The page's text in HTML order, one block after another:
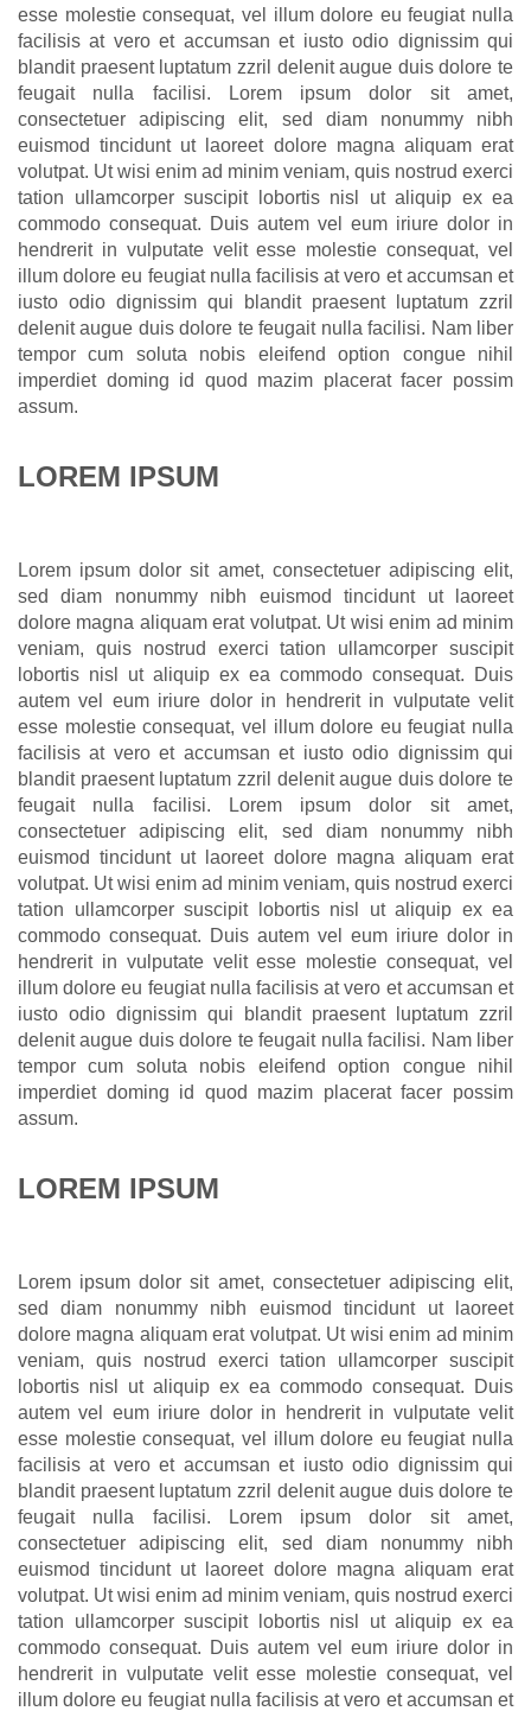
esse molestie consequat, vel illum dolore eu feugiat nulla
facilisis at vero et accumsan et iusto odio dignissim qui
blandit praesent luptatum zzril delenit augue duis dolore te
feugait nulla facilisi. Lorem ipsum dolor sit amet,
consectetuer adipiscing elit, sed diam nonummy nibh
euismod tincidunt ut laoreet dolore magna aliquam erat
volutpat. Ut wisi enim ad minim veniam, quis nostrud exerci
tation ullamcorper suscipit lobortis nisl ut aliquip ex ea
commodo consequat. Duis autem vel eum iriure dolor in
hendrerit in vulputate velit esse molestie consequat, vel
illum dolore eu feugiat nulla facilisis at vero et accumsan et
iusto odio dignissim qui blandit praesent luptatum zzril
delenit augue duis dolore te feugait nulla facilisi. Nam liber
tempor cum soluta nobis eleifend option congue nihil
imperdiet doming id quod mazim placerat facer possim
assum.
LOREM IPSUM
Lorem ipsum dolor sit amet, consectetuer adipiscing elit,
sed diam nonummy nibh euismod tincidunt ut laoreet
dolore magna aliquam erat volutpat. Ut wisi enim ad minim
veniam, quis nostrud exerci tation ullamcorper suscipit
lobortis nisl ut aliquip ex ea commodo consequat. Duis
autem vel eum iriure dolor in hendrerit in vulputate velit
esse molestie consequat, vel illum dolore eu feugiat nulla
facilisis at vero et accumsan et iusto odio dignissim qui
blandit praesent luptatum zzril delenit augue duis dolore te
feugait nulla facilisi. Lorem ipsum dolor sit amet,
consectetuer adipiscing elit, sed diam nonummy nibh
euismod tincidunt ut laoreet dolore magna aliquam erat
volutpat. Ut wisi enim ad minim veniam, quis nostrud exerci
tation ullamcorper suscipit lobortis nisl ut aliquip ex ea
commodo consequat. Duis autem vel eum iriure dolor in
hendrerit in vulputate velit esse molestie consequat, vel
illum dolore eu feugiat nulla facilisis at vero et accumsan et
iusto odio dignissim qui blandit praesent luptatum zzril
delenit augue duis dolore te feugait nulla facilisi. Nam liber
tempor cum soluta nobis eleifend option congue nihil
imperdiet doming id quod mazim placerat facer possim
assum.
LOREM IPSUM
Lorem ipsum dolor sit amet, consectetuer adipiscing elit,
sed diam nonummy nibh euismod tincidunt ut laoreet
dolore magna aliquam erat volutpat. Ut wisi enim ad minim
veniam, quis nostrud exerci tation ullamcorper suscipit
lobortis nisl ut aliquip ex ea commodo consequat. Duis
autem vel eum iriure dolor in hendrerit in vulputate velit
esse molestie consequat, vel illum dolore eu feugiat nulla
facilisis at vero et accumsan et iusto odio dignissim qui
blandit praesent luptatum zzril delenit augue duis dolore te
feugait nulla facilisi. Lorem ipsum dolor sit amet,
consectetuer adipiscing elit, sed diam nonummy nibh
euismod tincidunt ut laoreet dolore magna aliquam erat
volutpat. Ut wisi enim ad minim veniam, quis nostrud exerci
tation ullamcorper suscipit lobortis nisl ut aliquip ex ea
commodo consequat. Duis autem vel eum iriure dolor in
hendrerit in vulputate velit esse molestie consequat, vel
illum dolore eu feugiat nulla facilisis at vero et accumsan et